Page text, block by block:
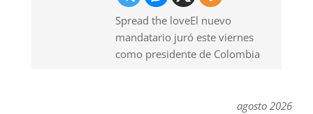
Spread the loveEl nuevo
mandatario juró este viernes
como presidente de Colombia
agosto 2026